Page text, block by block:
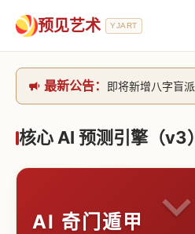
预见艺术 YJART
最新公告：
核心 AI 预测引擎（v3）
AI 奇门遁甲